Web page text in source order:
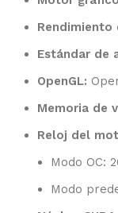
Rendimiento
Estándar de
OpenGL:
Memoria de
Reloj del
Modo OC:
Modo